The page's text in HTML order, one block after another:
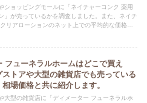
ショッピングモールに「ネイチャーコンク 薬用
」が売っているかを調査しました。また、ネイチ
リアローションのネット上での平均的な価格に
フューネラルホームはどこで買え
ストアや大型の雑貨店でも売っている
場価格と共に紹介します。
大型の雑貨店に「ディメーター フューネラルホ